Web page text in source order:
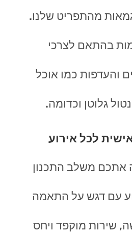
מהתפריט שלנו.
בהתאם לצרכי
והעדפות כמו אוכל
גלוטן וכדומה.
לכל אירוע
אתכם משלב התכנון
עם דגש על התאמה
שירות מוקפד ויחס